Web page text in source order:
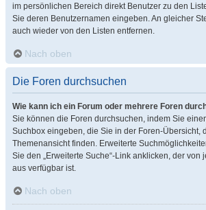
im persönlichen Bereich direkt Benutzer zu den
Sie deren Benutzernamen eingeben. An gleicher
auch wieder von den Listen entfernen.
Nach oben
Die Foren durchsuchen
Wie kann ich ein Forum oder mehrere Foren
Sie können die Foren durchsuchen, indem Sie
Suchbox eingeben, die Sie in der Foren-Übersicht,
Themenansicht finden. Erweiterte
Sie den „Erweiterte Suche“-Link anklicken, der von
aus verfügbar ist.
Nach oben